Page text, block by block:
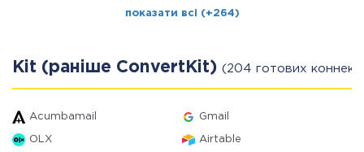
показати всі (+264)
Kit (раніше ConvertKit) (204 готових
Acumbamail Gmail
OLX Airtable